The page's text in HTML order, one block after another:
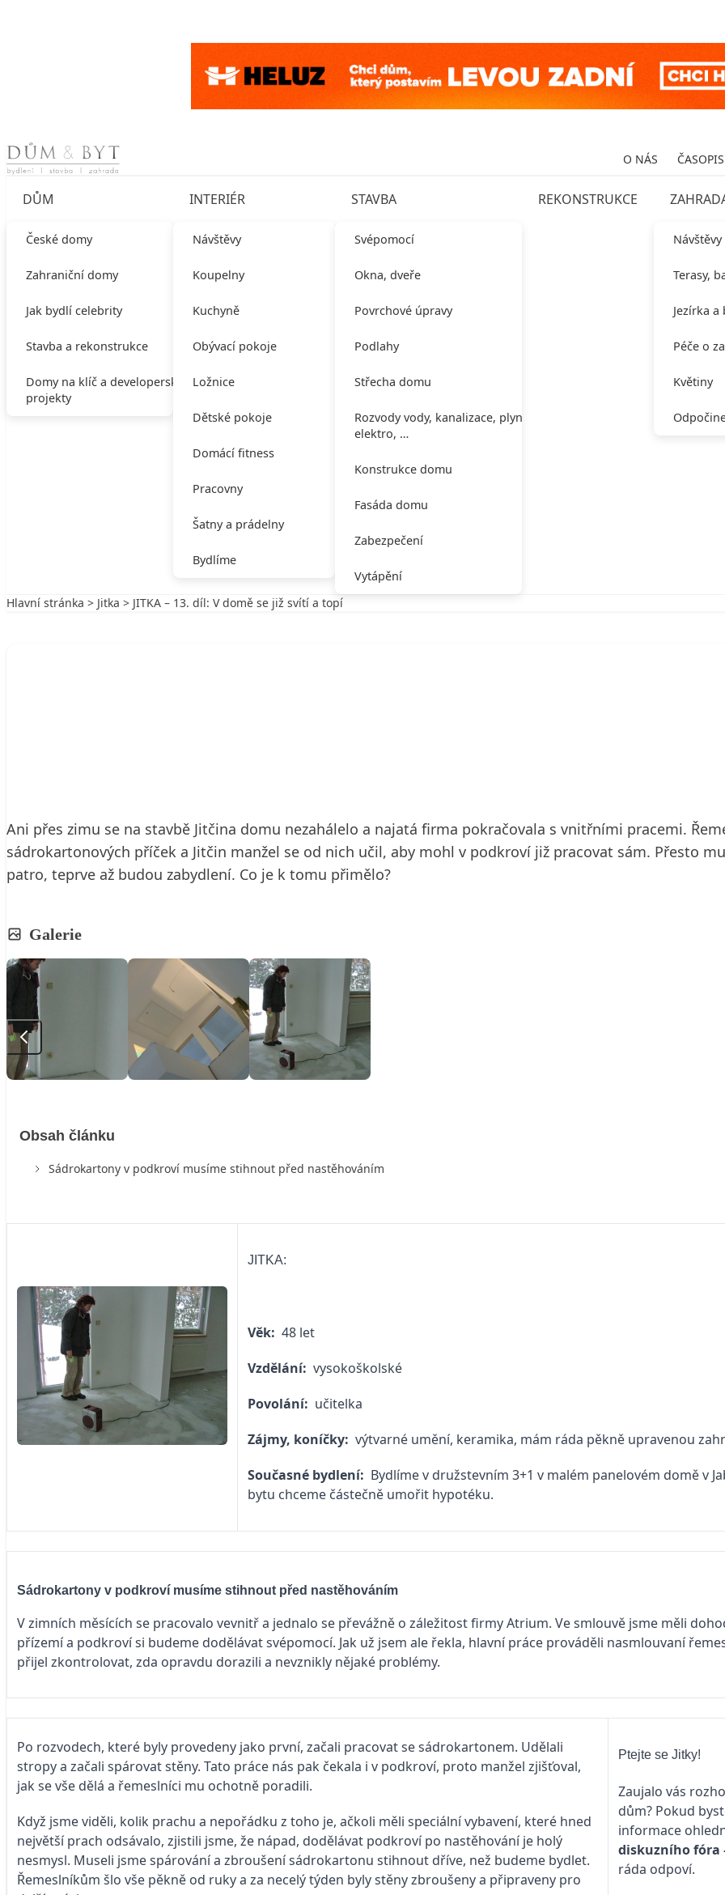
Skip to content O NÁS ČASOPIS
DŮM
České domy
Zahraniční domy
Jak bydlí celebrity
Stavba a rekonstrukce
Domy na klíč a developerské
projekty
INTERIÉR
Návštěvy
Koupelny
Kuchyně
Obývací pokoje
Ložnice
Dětské pokoje
Domácí fitness
Pracovny
Šatny a prádelny
Bydlíme
STAVBA
Svépomocí
Okna, dveře
Povrchové úpravy
Podlahy
Střecha domu
Rozvody vody, kanalizace, plynu,
elektro, …
Konstrukce domu
Fasáda domu
Zabezpečení
Vytápění
REKONSTRUKCE
Terasy,
Jezírka a
Péče o
Květiny
Hlavní stránka > Jitka > JITKA – 13. díl: V domě se již svítí a topí
Ani přes zimu se na stavbě Jitčina domu nezahálelo a najatá firma pokračovala s vnitřními pracemi.
sádrokartonových příček a Jitčin manžel se od nich učil, aby mohl v podkroví již pracovat sám. Přesto
patro, teprve až budou zabydlení. Co je k tomu přimělo?
Galerie
Obsah článku
Sádrokartony v podkroví musíme stihnout před nastěhováním
JITKA:
Věk: 48 let
Vzdělání: vysokoškolské
Povolání: učitelka
Zájmy, koníčky: výtvarné umění, keramika, mám ráda pěkně upravenou
Současné bydlení: Bydlíme v družstevním 3+1 v malém panelovém domě v
bytu chceme částečně umořit hypotéku.
Sádrokartony v podkroví musíme stihnout před nastěhováním
V zimních měsících se pracovalo vevnitř a jednalo se převážně o záležitost firmy Atrium. Ve smlouvě jsme měli
přízemí a podkroví si budeme dodělávat svépomocí. Jak už jsem ale řekla, hlavní práce prováděli nasmlouvaní
přijel zkontrolovat, zda opravdu dorazili a nevznikly nějaké problémy.
Po rozvodech, které byly provedeny jako první, začali pracovat se sádrokartonem. Udělali
stropy a začali spárovat stěny. Tato práce nás pak čekala i v podkroví, proto manžel zjišťoval,
jak se vše dělá a řemeslníci mu ochotně poradili.
Když jsme viděli, kolik prachu a nepořádku z toho je, ačkoli měli speciální vybavení, které hned
největší prach odsávalo, zjistili jsme, že nápad, dodělávat podkroví po nastěhování je holý
nesmysl. Museli jsme spárování a zbroušení sádrokartonu stihnout dříve, než budeme bydlet.
Řemeslníkům šlo vše pěkně od ruky a za necelý týden byly stěny zbroušeny a připraveny pro
Ptejte se Jitky!
Zaujalo vás
dům? Pokud
informace
diskuzního fóra
ráda odpoví.